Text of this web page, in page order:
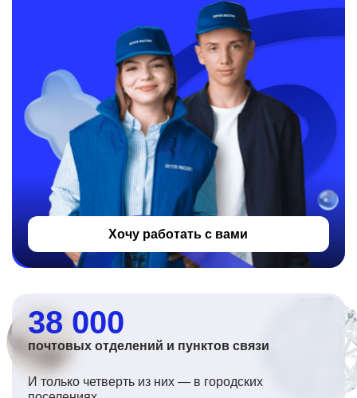
Хочу работать с вами
38 000
почтовых отделений и пунктов связи
И только четверть из них — в городских